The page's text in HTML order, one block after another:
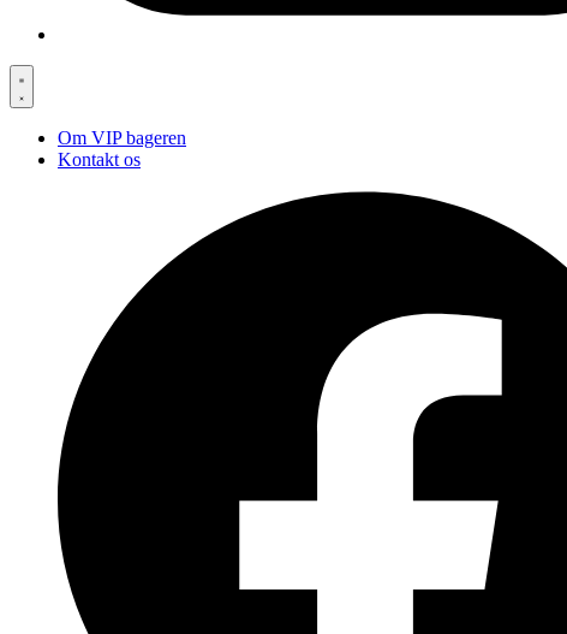
Om VIP bageren
Kontakt os